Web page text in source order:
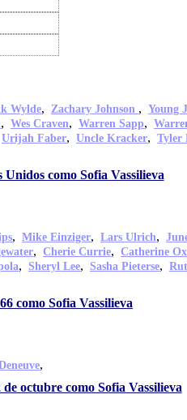
Wylde, Zachary Johnson , Young
, Wes Craven, Warren Sapp,
Urijah Faber, Uncle Kracker, Tyler
como Sofia Vassilieva
, Mike Einziger, Lars Ulrich,
, Cherie Currie, Catherine
, Sheryl Lee, Sasha Pieterse,
como Sofia Vassilieva
,
octubre como Sofia Vassilieva